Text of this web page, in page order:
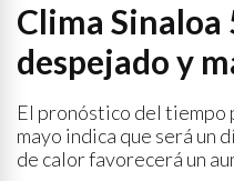
Clima Sinaloa
despejado y
El pronóstico del tiempo
mayo indica que será un
de calor favorecerá un